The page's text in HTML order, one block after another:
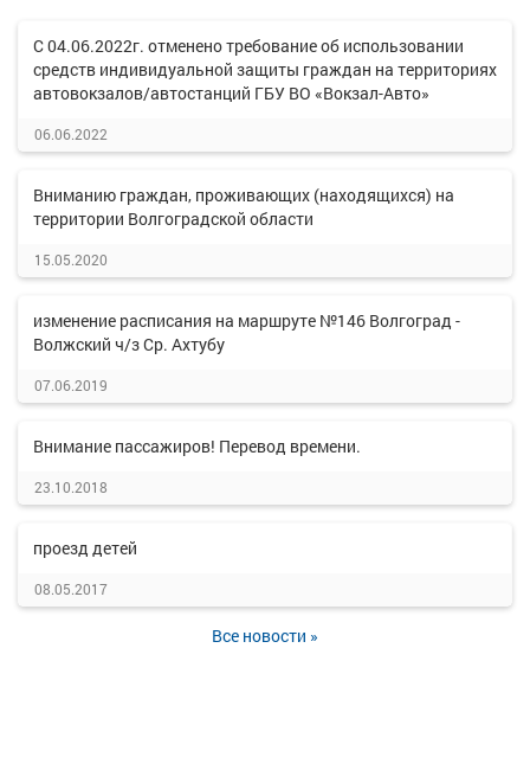
С 04.06.2022г. отменено требование об использовании
средств индивидуальной защиты граждан на территориях
автовокзалов/автостанций ГБУ ВО «Вокзал-Авто»
06.06.2022
Вниманию граждан, проживающих (находящихся) на
территории Волгоградской области
15.05.2020
изменение расписания на маршруте №146 Волгоград -
Волжский ч/з Ср. Ахтубу
07.06.2019
Внимание пассажиров! Перевод времени.
23.10.2018
проезд детей
08.05.2017
Все новости »